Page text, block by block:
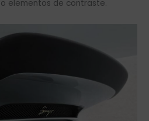
elementos de contraste.